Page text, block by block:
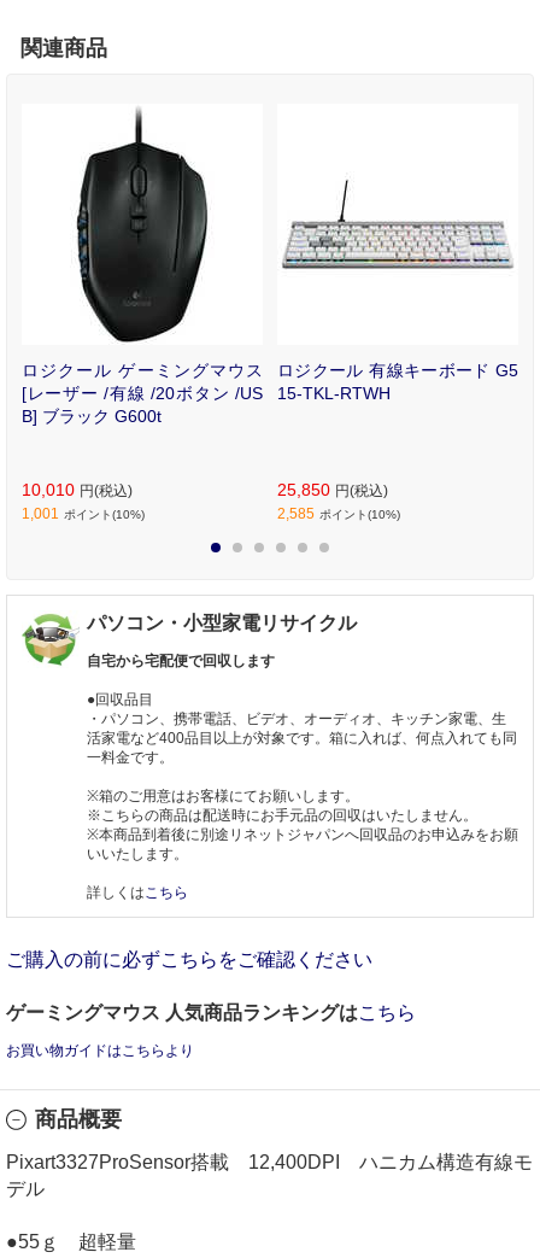
関連商品
ロジクール ゲーミングマウス
[レーザー /有線 /20ボタン /US
B] ブラック G600t
10,010 円(税込)
1,001
ポイント(10%)
ロジクール 有線キーボード G5
15-TKL-RTWH
25,850 円(税込)
2,585 ポイント(10%)
パソコン・小型家電リサイクル
自宅から宅配便で回収します
●回収品目
・パソコン、携帯電話、ビデオ、オーディオ、キッチン家電、生
活家電など400品目以上が対象です。箱に入れば、何点入れても同
一料金です。
※箱のご用意はお客様にてお願いします。
※こちらの商品は配送時にお手元品の回収はいたしません。
※本商品到着後に別途リネットジャパンへ回収品のお申込みをお願
いいたします。
詳しくは こちら
ご購入の前に必ずこちらをご確認ください
ゲーミングマウス 人気商品ランキングはこちら
お買い物ガイドはこちらより
商品概要
Pixart3327ProSensor搭載 12,400DPI ハニカム構造有線モ
デル
●55ｇ 超軽量